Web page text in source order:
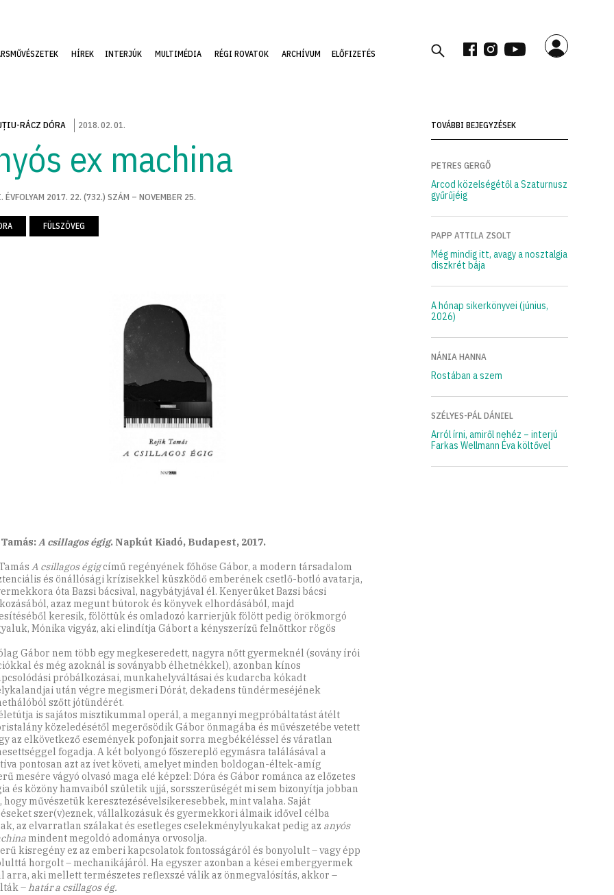
HÍREK INTERJÚK MULTIMÉDIA RÉGI ROVATOK ARCHÍVUM ELŐFIZETÉS
RÁCZ DÓRA 2018.02.01.
ex machina
2017. 22. (732.) SZÁM – NOVEMBER 25.
FÜLSZÖVEG
A csillagos égig. Napkút Kiadó, Budapest, 2017.
A csillagos égigcímű regényének főhőse Gábor, a modern társadalom
és önállósági krízisekkel küszködő emberének csetlő-botló avatarja,
óta Bazsi bácsival, nagybátyjával él. Kenyerüket Bazsi bácsi
azaz megunt bútorok és könyvek elhordásából, majd
keresik, fölöttük és omladozó karrierjük fölött pedig örökmorgó
Mónika vigyáz, aki elindítja Gábort a kényszerízű felnőttkor rögös
Gábor nem több egy megkeseredett, nagyra nőtt gyermeknél (sovány írói
és még azoknál is soványabb élhetnékkel), azonban kínos
próbálkozásai, munkahelyváltásai és kudarcba kókadt
után végre megismeri Dórát, dekadens tündérmeséjének
szőtt jótündérét.
is sajátos misztikummal operál, a megannyi megpróbáltatást átélt
közeledésétől megerősödik Gábor önmagába és művészetébe vetett
az elkövetkező események pofonjait sorra megbékéléssel és váratlan
fogadja. A két bolyongó főszereplő egymásra találásával a
pontosan azt az ívet követi, amelyet minden boldogan-éltek-amíg
mesére vágyó olvasó maga elé képzel: Dóra és Gábor románca az előzetes
és közöny hamvaiból születik ujjá, sorsszerűségét mi sem bizonyítja jobban
hogy művészetük keresztezésévelsikeresebbek, mint valaha. Saját
szer(v)eznek, vállalkozásuk és gyermekkori álmaik idővel célba
az elvarratlan szálakat és esetleges cselekménylyukakat pedig az anyós
mindent megoldó adománya orvosolja.
kisregény ez az emberi kapcsolatok fontosságáról és bonyolult – vagy épp
horgolt – mechanikájáról. Ha egyszer azonban a kései embergyermek
arra, aki mellett természetes reflexszé válik az önmegvalósítás, akkor –
–határ a csillagos ég.
TOVÁBBI BEJEGYZÉSEK
PETRES GERGŐ
Arcod közelségétől a Szaturnusz
gyűrűjéig
PAPP ATTILA ZSOLT
Még mindig itt, avagy a nosztalgia
diszkrét bája
A hónap sikerkönyvei (június,
2026)
NÁNIA HANNA
Rostában a szem
SZÉLYES-PÁL DÁNIEL
Arról írni, amiről nehéz – interjú
Farkas Wellmann Éva költővel